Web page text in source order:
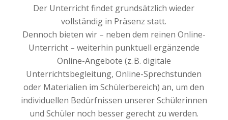
Der Unterricht findet grundsätzlich wieder
vollständig in Präsenz statt.
Dennoch bieten wir – neben dem reinen Online-
Unterricht – weiterhin punktuell ergänzende
Online-Angebote (z. B. digitale
Unterrichtsbegleitung, Online-Sprechstunden
oder Materialien im Schülerbereich) an, um den
individuellen Bedürfnissen unserer Schülerinnen
und Schüler noch besser gerecht zu werden.